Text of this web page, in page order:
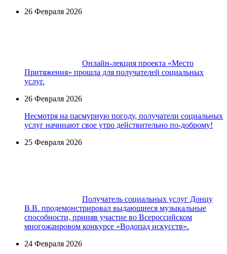
26 Февраля 2026
Онлайн-лекция проекта «Место
Притяжения» прошла для получателей социальных
услуг.
26 Февраля 2026
Несмотря на пасмурную погоду, получатели социальных
услуг начинают свое утро действительно по-доброму!
25 Февраля 2026
Получатель социальных услуг Донцу
В.В. продемонстрировал выдающиеся музыкальные
способности, приняв участие во Всероссийском
многожанровом конкурсе «Водопад искусств».
24 Февраля 2026